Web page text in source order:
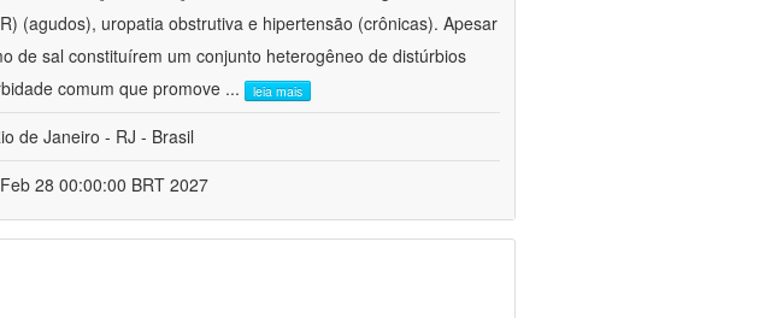
(agudos), uropatia obstrutiva e hipertensão (crônicas). Apesar
de sal constituírem um conjunto heterogêneo de distúrbios
comum que promove ... leia mais
de Janeiro - RJ - Brasil
28 00:00:00 BRT 2027